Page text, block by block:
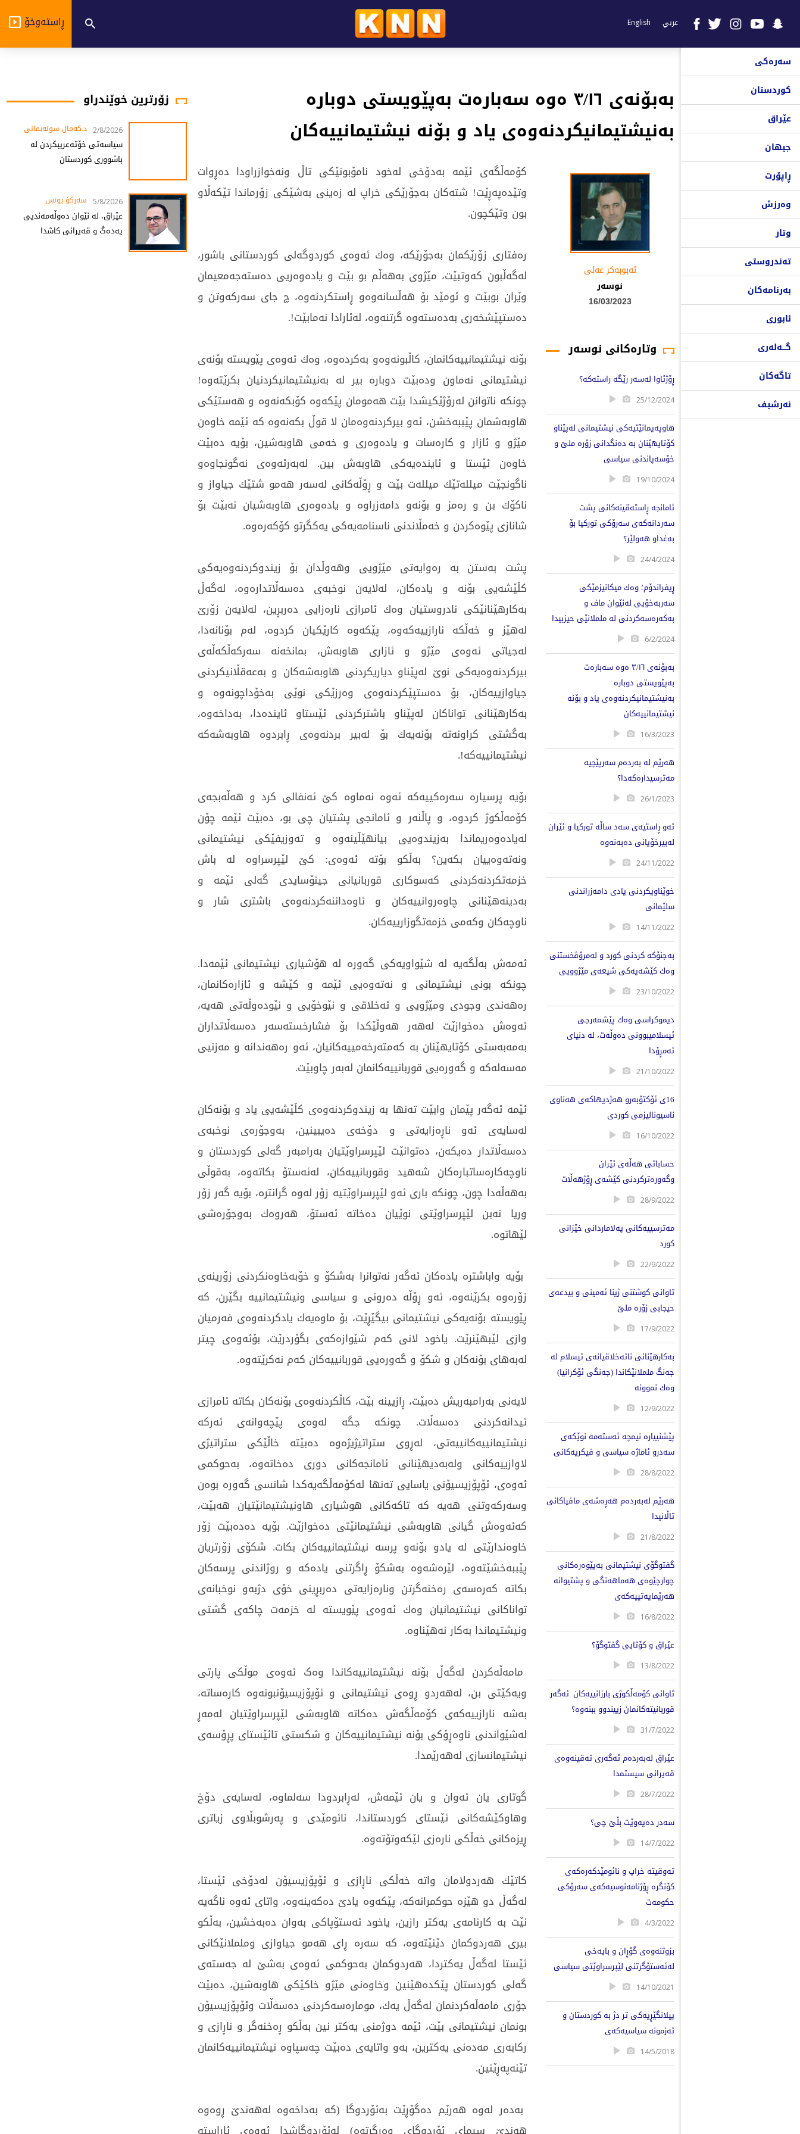
عربي English ڕاستەوخۆ
سەرەکی
کوردستان
عێراق
جیهان
ڕاپۆرت
وەرزش
وتار
تەندروستی
بەرنامەکان
ئابوری
گـــەلەری
تاگەکان
ئەرشیف
بەبۆنەی ٣/١٦ ەوە سەبارەت بەپێویستی دوبارە
بەنیشتیمانیکردنەوەی یاد و بۆنە نیشتیمانییەکان
ئه‌بوبه‌كر عه‌لی
نوسەر
16/03/2023
وتارەکانی نوسەر
ڕۆژئاوا لەسەر رێگە راستەکە؟
25/12/2024
هاوپەیمانێتیەکی نیشتیمانی لەپێناو
کۆتایهێنان بە دەنگدانی زۆرە ملێ و
خۆسەپاندنی سیاسی
19/10/2024
ئامانجە ڕاستەقینەکانی پشت
سەردانەکەی سەرۆکی تورکیا بۆ
بەغداو هەولێر؟
24/4/2024
ڕیفراندۆم؛ وەك میکانیزمێکی
سەربەخۆیی لەنێوان ماف و
بەکەرەسەکردنی لە ململانێی حیزبیدا
6/2/2024
بەبۆنەی ٣/١٦ ەوە سەبارەت
بەپێویستی دوبارە
بەنیشتیمانیکردنەوەی یاد و بۆنە
نیشتیمانییەکان
16/3/2023
ھەرێم لە بەردەم سەرپێچیە
مەترسیدارەکەدا؟
26/1/2023
ئەو ڕاستیەی سەد ساڵە تورکیا و ئێران
لەبیرخۆیانی دەبەنەوە
24/11/2022
خوێناویکردنی یادی دامەزراندنی
سلێمانی
14/11/2022
بەجنۆکە کردنی کورد و لەمرۆڤخستنی
وەك کێشەیەکی شیعەی مێژوویی
23/10/2022
دیموکراسی وەك پێشمەرجی
ئیسلامیبوونی دەوڵەت، لە دنیای
ئەمڕۆدا
21/10/2022
16ی ئۆکتۆبەرو ھەژدیھاکەی ھەناوی
ناسیونالیزمی کوردی
16/10/2022
حساباتی ھەڵەی ئێران
وگەورەترکردنی کێشەی ڕۆژھەڵات
28/9/2022
مەترسییەکانی پەلاماردانی خێزانی
کورد
22/9/2022
تاوانی کوشتنی ژینا ئەمینی و بیدعەی
حیجابی زۆرە ملێ
17/9/2022
‎بەکارھێنانی نائەخلاقیانەی ئیسلام لە
جەنگ ململانێکاندا (جەنگی ئۆکرانیا)
وەك نموونە
12/9/2022
پێشنییارە نیمچە ئەستەمە نوێکەی
سەدرو ئاماژە سیاسی و فیکریەکانی
28/8/2022
ھەرێم لەبەردەم ھەڕەشەی مافیاکانی
تاڵانیدا
21/8/2022
گفتوگۆی نیشتیمانی بەپێوەرەکانی
چوارچێوەی ھەماھەنگی و پشتیوانە
ھەرێمایەتییەکەی
16/8/2022
عێراق و کۆتایی گفتوگۆ؟
13/8/2022
تاوانی كۆمەڵکوژی بارزانییەکان .ئەگەر
قوربانیتەکانمان زییندوو ببنەوە؟
31/7/2022
عێراق لەبەردەم ئەگەری تەقینەوەی
قەیرانی سیستمدا
28/7/2022
سەدر دەیەوێت بڵێ چی؟
14/7/2022
تەوقیتە خراپ و نائومێدکەرەکەی
کۆنگرە ڕۆژنامەنوسیەکەی سەرۆکی
حکومەت
4/3/2022
بزوتنەوەی گۆڕان و بایەخی
لەئەستۆگرتنی لێپرسراوێتی سیاسی
14/10/2021
پیلانگێڕیه‌كی تر دژ به‌ كوردستان و
ئه‌زمونه‌ سیاسیه‌كه‌ی
14/5/2018
کۆمەڵگەی ئێمە بەدۆخی لەخود نامۆبونێکی تاڵ ونەخوازراودا دەڕوات
وتێدەپەڕێت! شتەکان بەجۆرێکی خراپ لە زەینی بەشێکی زۆرماندا تێکەڵاو
بون وتێکچون.
رەفتاری زۆرێکمان بەجۆرێکە، وەك ئەوەی کوردوگەلی کوردستانی باشور،
لەگەڵبون کەوتبێت، مێژوی بەھەڵم بو بێت و یادەوەریی دەستەجەمعیمان
وێران بوبێت و ئومێد بۆ ھەڵسانەوەو ڕاستکردنەوە، چ جای سەرکەوتن و
دەستپێشخەری بەدەستەوە گرتنەوە، لەئارادا نەمابێت!.
بۆنە نیشتیمانییەکانمان، کاڵبونەوەو بەکردەوە، وەك ئەوەی پێویستە بۆنەی
نیشتیمانی نەماون ودەبێت دوبارە بیر لە بەنیشتیمانیکردنیان بکرێتەوە!
چونکە ناتوانن لەرۆژێکیشدا بێت ھەمومان پێکەوە کۆبکەنەوە و ھەستێکی
ھاوبەشمان پێببەخشن، ئەو بیرکردنەوەمان لا قوڵ بکەنەوە کە ئێمە خاوەن
مێژو و ئازار و کارەسات و یادەوەری و خەمی ھاوبەشین، بۆیە دەبێت
خاوەن ئێستا و ئایندەیەکی ھاوبەش بین. لەبەرئەوەی نەگونجاوەو
ناگونجێت میللەتێك میللەت بێت و ڕۆڵەکانی لەسەر ھەمو شتێك جیاواز و
ناکۆك بن و رەمز و بۆنەو دامەزراوە و یادەوەری ھاوبەشیان نەبێت بۆ
شانازی پێوەکردن و خەمڵاندنی ناسنامەیەکی یەکگرتو کۆکەرەوە.
پشت بەستن بە رەوایەتی مێژویی وھەوڵدان بۆ زیندوکردنەوەیەکی
کڵێشەیی بۆنە و یادەکان، لەلایەن نوخبەی دەسەڵاتدارەوە، لەگەڵ
بەکارھێنانێکی نادروستیان وەك ئامرازی نارەزایی دەربڕین، لەلایەن زۆرێ
لەھێز و خەڵکە نارازییەکەوە، پێکەوە کارێکیان کردوە، لەم بۆنانەدا،
لەجیاتی ئەوەی مێژو و ئازاری ھاوبەش، بمانخەنە سەرکەڵکەڵەی
بیرکردنەوەیەکی نوێ لەپێناو دیاریکردنی ھاوبەشەکان و بەعەقڵانیکردنی
جیاوازییەکان، بۆ دەستپێکردنەوەی وەرزێکی نوێی بەخۆداچونەوە و
بەکارھێنانی تواناکان لەپێناو باشترکردنی ئێستاو ئایندەدا، بەداخەوە،
بەگشتی کراونەتە بۆنەیەك بۆ لەبیر بردنەوەی ڕابردوە ھاوبەشەکە
نیشتیمانییەکە!.
بۆیە پرسیارە سەرەکییەکە ئەوە نەماوە کێ ئەنفالی کرد و ھەڵەبجەی
کۆمەڵکوژ کردوە، و پاڵنەر و ئامانجی پشتیان چی بو، دەبێت ئێمە چۆن
لەیادەوەریماندا بەزیندوەیی بیانھێڵینەوە و تەوزیفێکی نیشتیمانی
ونەتەوەییان بکەین؟ بەڵکو بۆتە ئەوەی: کێ لێپرسراوە لە باش
خزمەتکردنەکردنی کەسوکاری قوربانیانی جینۆسایدی گەلی ئێمە و
بەدینەھێنانی چاوەروانییەکان و ئاوەداننەکردنەوەی باشتری شار و
ناوچەکان وکەمی خزمەتگوزارییەکان.
ئەمەش بەڵگەیە لە شێواویەکی گەورە لە ھۆشیاری نیشتیمانی ئێمەدا.
چونکە بونی نیشتیمانی و نەتەوەیی ئێمە و کێشە و ئازارەکانمان،
رەھەندی وجودی ومێژویی و ئەخلاقی و نێوخۆیی و نێودەوڵەتی ھەیە،
ئەوەش دەخوازێت لەھەر ھەوڵێکدا بۆ فشارخستەسەر دەسەڵاتداران
بەمەبەستی کۆتایھێنان بە کەمتەرخەمییەکانیان، ئەو رەھەندانە و مەزنیی
مەسەلەکە و گەورەیی قوربانییەکانمان لەبەر چاوبێت.
ئێمە ئەگەر پێمان وابێت تەنھا بە زیندوکردنەوەی کڵێشەیی یاد و بۆنەکان
لەسایەی ئەو ناڕەزایەتی و دۆخەی دەیبینین، بەوجۆرەی نوخبەی
دەسەڵاتدار دەیکەن، دەتوانێت لێپرسراوێتیان بەرامبەر گەلی کوردستان و
ناوچەکارەساتبارەکان شەھید وقوربانییەکان، لەئەستۆ بکاتەوە، بەقوڵی
بەھەڵەدا چون، چونکە باری ئەو لێپرسراوێتیە زۆر لەوە گرانترە، بۆیە گەر زۆر
وریا نەبن لێپرسراوێتی نوێیان دەخاتە ئەستۆ، ھەروەك بەوجۆرەشی
لێھاتوە.
بۆیە واباشترە یادەکان ئەگەر نەتوانرا بەشکۆ و خۆبەخاوەنکردنی زۆرینەی
زۆرەوە بکرێنەوە، ئەو ڕۆڵە دەرونی و سیاسی ونیشتیمانییە بگێرن، کە
پێویستە بۆنەیەکی نیشتیمانی بیگێڕێت، بۆ ماوەیەك یادکردنەوەی فەرمیان
وازی لێبھێنرێت. یاخود لانی کەم شێوازەکەی بگۆردرێت، بۆئەوەی چیتر
لەبەھای بۆنەکان و شکۆ و گەورەیی قوربانییەکان کەم نەکرێتەوە.
لایەنی بەرامبەریش دەبێت، ڕازیینە بێت، کاڵکردنەوەی بۆنەکان بکاتە ئامرازی
ئیدانەکردنی دەسەڵات. چونکە جگە لەوەی پێچەوانەی ئەرکە
نیشتیمانییەکانییەتی، لەڕوی ستراتیژیژەوە دەبێتە خاڵێکی ستراتیژی
لاوازییەکانی ولەبەدیھێنانی ئامانجەکانی دوری دەخاتەوە، بەحوکمی
ئەوەی، ئۆپۆزیسیۆنی یاسایی تەنھا لەکۆمەڵگەیەکدا شانسی گەورە بوەن
وسەرکەوتنی ھەیە کە تاکەکانی ھوشیاری ھاونیشتیمانێتیان ھەبێت،
کەئەوەش گیانی ھاوبەشی نیشتیمانێتی دەخوازێت. بۆیە دەدەبێت زۆر
خاوەندارێتی لە یادو بۆنەو پرسە نیشتیمانییەکان بکات. شکۆی زۆرتریان
پێببەخشێتەوە، لێرەشەوە بەشکۆ ڕاگرتنی یادەکە و روژاندنی پرسەکان
بکاتە کەرەسەی رەخنەگرتن ونارەزایەتی دەربڕینی خۆی دژبەو نوخبانەی
تواناکانی نیشتیمانیان وەك ئەوەی پێویستە لە خزمەت چاکەی گشتی
ونیشتیماندا بەکار نەھێناوە.
مامەڵەکردن لەگەڵ بۆنە نیشتیمانییەکاندا وەک ئەوەی موڵکی پارتی
ویەکێتی بن، لەھەردو ڕوەی نیشتیمانی و ئۆپۆزیسیۆنبونەوە کارەساتە،
بەشە نارازییەکەی کۆمەڵگەش دەکاتە ھاوبەشی لێپرسراوێتیان لەمەڕ
لەشێواندنی ناوەڕۆکی بۆنە نیشتیمانییەکان و شکستی تائێستای پڕۆسەی
نیشتیمانسازی لەھەرێمدا.
گوتاری یان ئەوان و یان ئێمەش، لەڕابردودا سەلماوە، لەسایەی دۆخ
وھاوکێشەکانی ئێستای کوردستاندا، نائومێدی و پەرشوبڵاوی زیاتری
ڕیزەکانی خەڵکی نارەزی لێکەوتۆتەوە.
کاتێك ھەردولامان واتە خەڵكی ناڕازی و ئۆپۆزیسیۆن لەدۆخی ئێستا،
لەگەڵ دو ھێزە حوکمرانەکە، پێکەوە یادێ دەکەینەوە، واتای ئەوە ناگەیە
نێت بە کارنامەی یەکتر رازین، یاخود ئەستۆپاکی بەوان دەبەخشین، بەڵکو
بیری ھەردوکمان دێنێتەوە، کە سەرە ڕای ھەمو جیاوازی وململانێکانی
ئێستا لەگەڵ یەکتردا، ھەردوکمان بەحوکمی ئەوەی بەشێ لە جەستەی
گەلی کوردستان پێکدەھێنین وخاوەنی مێژو خاکێکی ھاوبەشین، دەبێت
جۆری مامەڵەکردنمان لەگەڵ یەك، مومارەسەکردنی دەسەڵات وئۆپۆزیسیۆن
بونمان نیشتیمانی بێت، ئێمە دوژمنی یەکتر نین بەڵکو ڕەخنەگر و ناڕازی و
رکابەری مەدەنی یەکترین، بەو واتایەی دەبێت چەسپاوە نیشتیمانییەکانمان
تێنەپەڕێنین.
بەدەر لەوە ھەرێم دەگۆڕێت بەئۆردوگا (کە بەداخەوە لەھەندێ ڕوەوە
زۆرترین خوێندراو
2/8/2026 د.کەمال سولەیمانی
سیاسەتی خۆتەعریبکردن لە
باشووری کوردستان
5/8/2026 سەرکۆ یونس
عێراق، لە نێوان دەوڵەمەندیی
یەدەگ و قەیرانی کاشدا